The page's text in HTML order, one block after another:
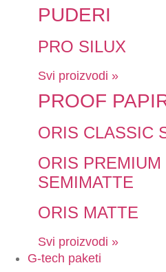
PUDERI
PRO SILUX
Svi proizvodi »
PROOF
ORIS CLASSIC
ORIS PREMIUM
SEMIMATTE
ORIS MATTE
Svi proizvodi »
G-tech paketi